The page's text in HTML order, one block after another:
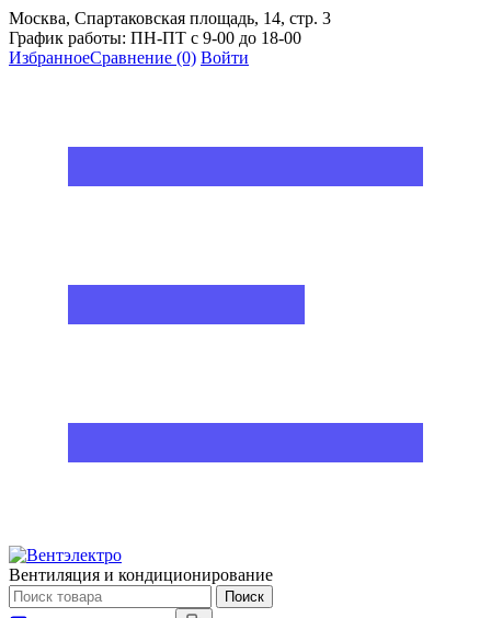
Москва, Спартаковская площадь, 14, стр. 3
График работы: ПН-ПТ с 9-00 до 18-00
ИзбранноеСравнение (0) Войти
Вентиляция и кондиционирование
Поиск